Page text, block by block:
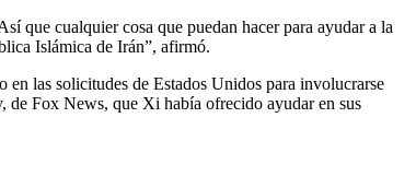
que cualquier cosa que puedan hacer para ayudar a la
Islámica de Irán”, afirmó.
las solicitudes de Estados Unidos para involucrarse
de Fox News, que Xi había ofrecido ayudar en sus